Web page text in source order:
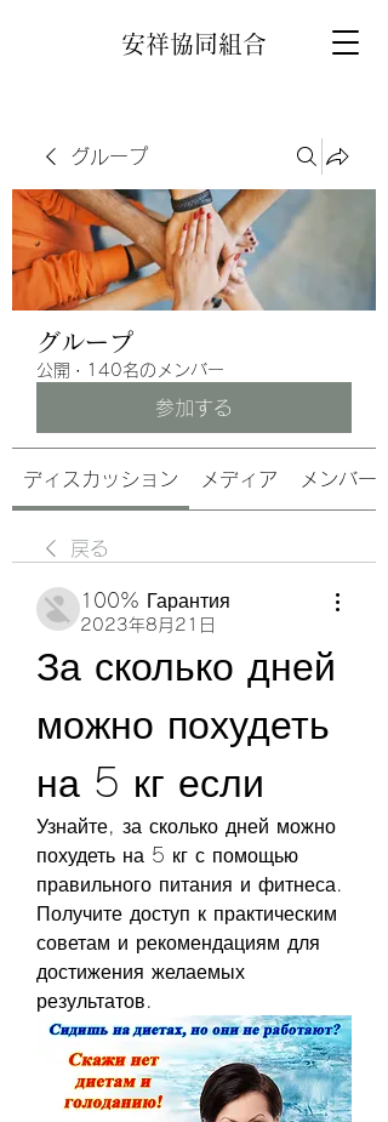
安祥協同組合
グループ
グループ
公開 · 140名のメンバー
参加する
ディスカッション メディア メンバー
戻る
100% Гарантия
2023年8月21日
За сколько дней
можно похудеть
на 5 кг если
Узнайте, за сколько дней можно
похудеть на 5 кг с помощью
правильного питания и фитнеса.
Получите доступ к практическим
советам и рекомендациям для
достижения желаемых
результатов.